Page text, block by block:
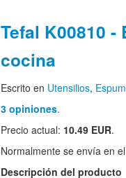
Tefal K00810 -
cocina
Escrito en Utensilios,
3 opiniones.
Precio actual: 10.49 EUR.
Normalmente se envía en
Descripción del producto